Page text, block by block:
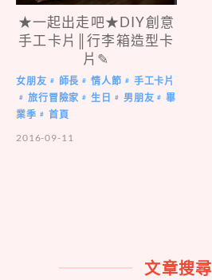
★一起出走吧★DIY創意
手工卡片║行李箱造型卡
片✎
女朋友 # 師長 # 情人節 # 手工卡片
# 旅行冒險家 # 生日 # 男朋友 #
畢
業季 #
首頁
2016-09-11
文章搜尋